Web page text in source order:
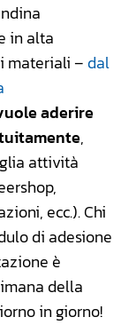
in alta
materiali – dal
aderire
,
attività
ecc.). Chi
di adesione
è
della
in giorno!